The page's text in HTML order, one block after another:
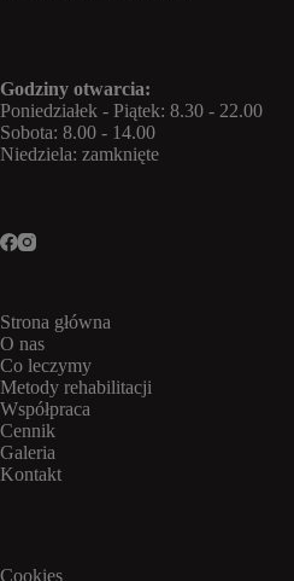
Godziny otwarcia:
Poniedziałek - Piątek: 8.30 - 22.00
Sobota: 8.00 - 14.00
Niedziela: zamknięte
Strona główna
O nas
Co leczymy
Metody rehabilitacji
Współpraca
Cennik
Galeria
Kontakt
Cookies